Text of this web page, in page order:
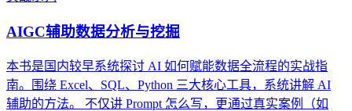
AIGC辅助数据分析与挖掘
本书是国内较早系统探讨 AI 如何赋能数据全流程的实战指
南。围绕 Excel、SQL、Python 三大核心工具，系统讲解 AI
辅助的方法。 不仅讲 Prompt 怎么写，更通过真实案例（如